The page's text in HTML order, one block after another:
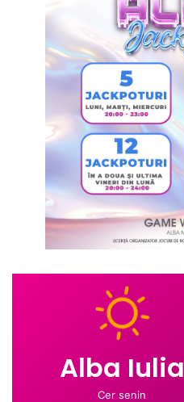
Alba Iulia
Cer senin